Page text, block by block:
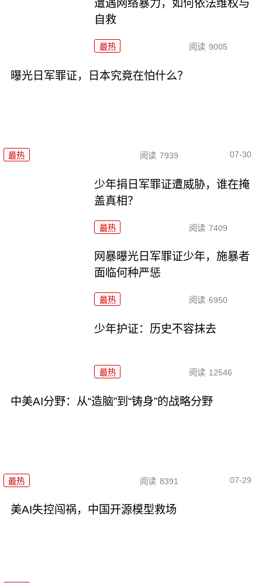
遭遇网络暴力，如何依法维权与
自救
最热 阅读 9005
曝光日军罪证，日本究竟在怕什么？
最热 阅读 7939 07-30
少年捐日军罪证遭威胁，谁在掩
盖真相？
最热 阅读 7409
网暴曝光日军罪证少年，施暴者
面临何种严惩
最热 阅读 6950
少年护证：历史不容抹去
最热 阅读 12546
中美AI分野：从“造脑”到“铸身”的战略分野
最热 阅读 8391 07-29
美AI失控闯祸，中国开源模型救场